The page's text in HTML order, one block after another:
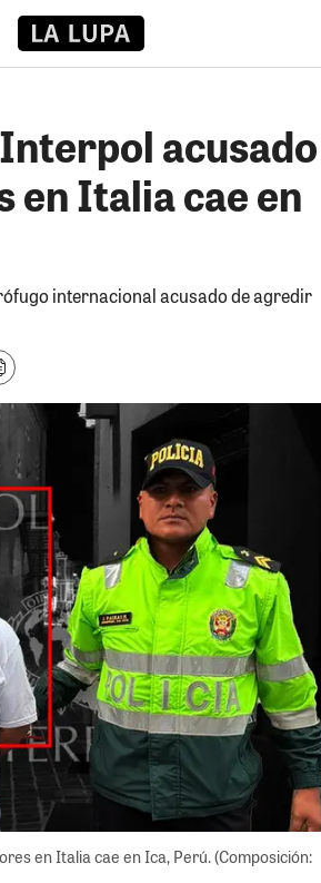
acusado
en Italia cae en
internacional acusado de agredir
en Italia cae en Ica, Perú. (Composición: